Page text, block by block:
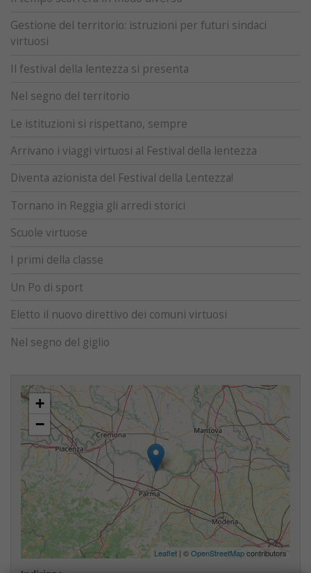
Gestione del territorio: istruzioni per futuri sindaci
virtuosi
Il festival della lentezza si presenta
Nel segno del territorio
Le istituzioni si rispettano, sempre
Arrivano i viaggi virtuosi al Festival della lentezza
Diventa azionista del Festival della Lentezza!
Tornano in Reggia gli arredi storici
Scuole virtuose
I primi della classe
Un Po di sport
Eletto il nuovo direttivo dei comuni virtuosi
Nel segno del giglio
+
−
Leaflet | ©OpenStreetMapcontributors